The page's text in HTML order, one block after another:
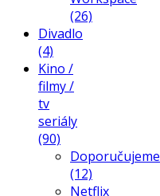
(26)
Divadlo
(4)
Kino /
filmy /
tv
seriály
(90)
Doporučujeme
(12)
Netflix